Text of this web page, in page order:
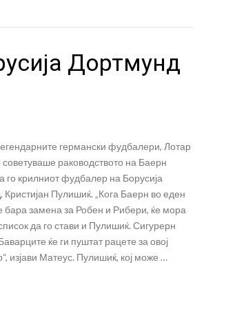
Дортмунд
германски фудбалери, Лотар
советуваше раководството на Баерн
го крилниот фудбалер на Борусија
Кристијан Пулишиќ. „Кога Баерн во еден
бара замена за Робен и Рибери, ќе мора
да го стави и Пулишиќ. Сигурерн
ќе ги пуштат рацете за овој
изјави Матеус. Пулишиќ, кој може …